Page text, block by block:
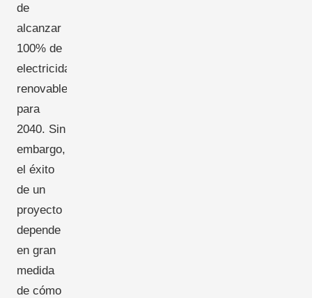
de
alcanzar
100% de
electricidad
renovable
para
2040. Sin
embargo,
el éxito
de un
proyecto
depende
en gran
medida
de cómo